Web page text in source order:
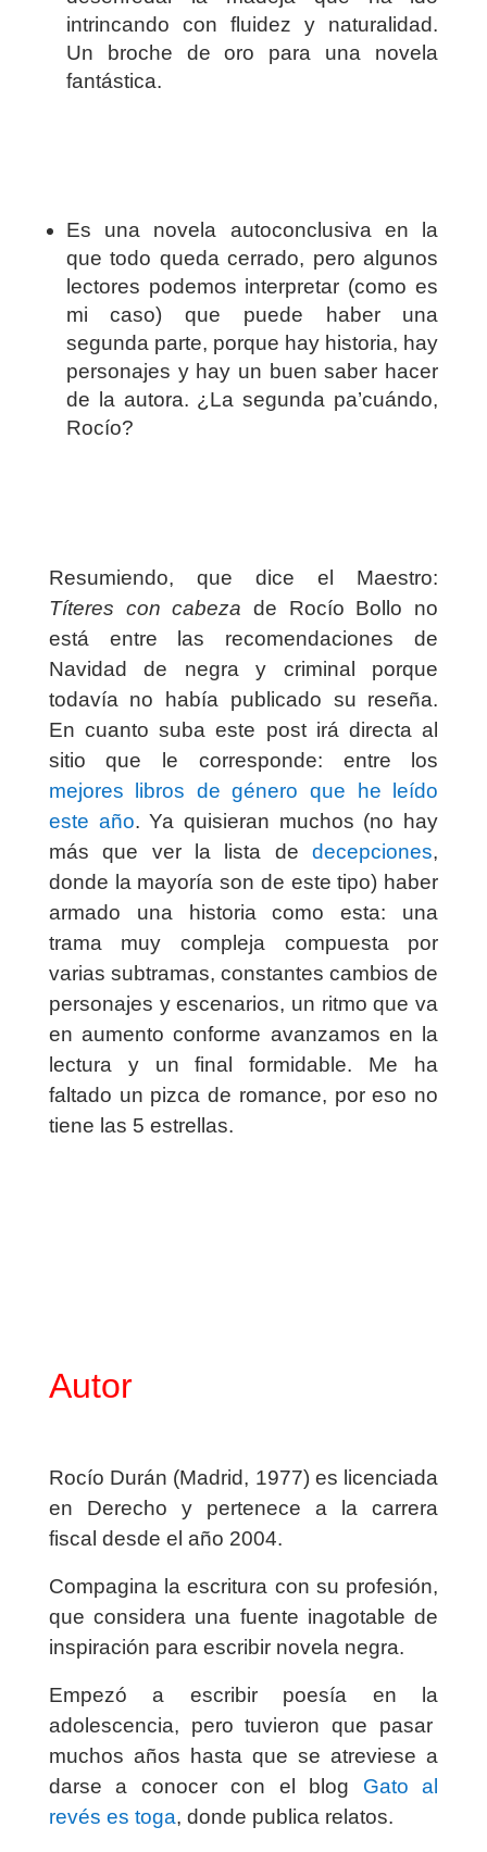
intrincando con fluidez y naturalidad.
Un broche de oro para una novela
fantástica.
Es una novela autoconclusiva en la
que todo queda cerrado, pero algunos
lectores podemos interpretar (como es
mi caso) que puede haber una
segunda parte, porque hay historia, hay
personajes y hay un buen saber hacer
de la autora. ¿La segunda pa’cuándo,
Rocío?
Resumiendo, que dice el Maestro:
Títeres con cabeza de Rocío Bollo no
está entre las recomendaciones de
Navidad de negra y criminal porque
todavía no había publicado su reseña.
En cuanto suba este post irá directa al
sitio que le corresponde: entre los
mejores libros de género que he leído
este año. Ya quisieran muchos (no hay
más que ver la lista dedecepciones,
donde la mayoría son de este tipo) haber
armado una historia como esta: una
trama muy compleja compuesta por
varias subtramas, constantes cambios de
personajes y escenarios, un ritmo que va
en aumento conforme avanzamos en la
lectura y un final formidable. Me ha
faltado un pizca de romance, por eso no
tiene las 5 estrellas.
Autor
Rocío Durán (Madrid, 1977) es licenciada
en Derecho y pertenece a la carrera
fiscal desde el año 2004.
Compagina la escritura con su profesión,
que considera una fuente inagotable de
inspiración para escribir novela negra.
Empezó a escribir poesía en la
adolescencia, pero tuvieron que pasar
muchos años hasta que se atreviese a
darse a conocer con el blog Gato al
revés es toga, donde publica relatos.